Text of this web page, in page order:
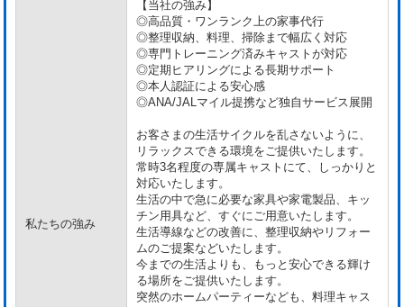
私たちの強み
【当社の強み】
◎高品質・ワンランク上の家事代行
◎整理収納、料理、掃除まで幅広く対応
◎専門トレーニング済みキャストが対応
◎定期ヒアリングによる長期サポート
◎本人認証による安心感
◎ANA/JALマイル提携など独自サービス展開
お客さまの生活サイクルを乱さないように、
リラックスできる環境をご提供いたします。
常時3名程度の専属キャストにて、しっかりと
対応いたします。
生活の中で急に必要な家具や家電製品、キッ
チン用具など、すぐにご用意いたします。
生活導線などの改善に、整理収納やリフォー
ムのご提案などいたします。
今までの生活よりも、もっと安心できる輝け
る場所をご提供いたします。
突然のホームパーティーなども、料理キャス